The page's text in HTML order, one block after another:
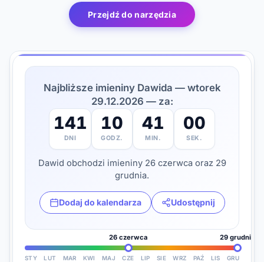
Przejdź do narzędzia
Najbliższe imieniny Dawida — wtorek
29.12.2026 — za:
141
DNI
10
GODZ.
40
MIN.
59
SEK.
Dawid obchodzi imieniny 26 czerwca oraz 29
grudnia.
Dodaj do kalendarza Udostępnij
26 czerwca 29 grudnia
STY LUT MAR KWI MAJ CZE LIP SIE WRZ PAŹ LIS GRU